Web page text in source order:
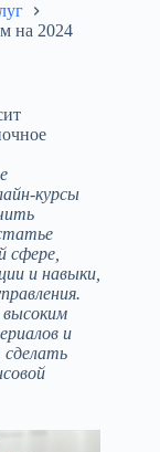
на 2024
курсы
сфере,
и навыки,
высоким
и